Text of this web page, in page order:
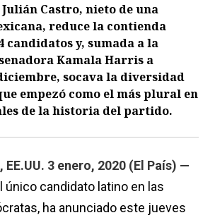
Castro, nieto de una
reduce la contienda
candidatos y, sumada a la
Kamala Harris a
socava la diversidad
empezó como el más plural en
de la historia del partido.
EE.UU. 3 enero, 2020 (El País) —
único candidato latino en las
ha anunciado este jueves